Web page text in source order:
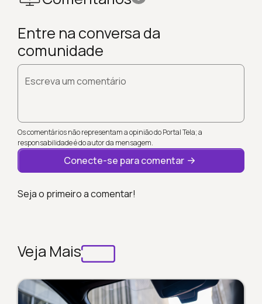
Entre na conversa da
comunidade
Escreva um comentário
Os comentários não representam a opinião do Portal Tela; a
responsabilidade é do autor da mensagem.
Conecte-se para comentar
Seja o primeiro a comentar!
Veja Mais